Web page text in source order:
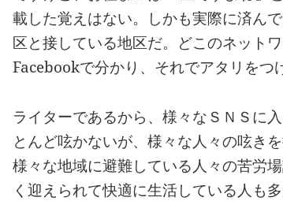
載した覚えはない。しかも実際に済ん
区と接している地区だ。どこのネット
Facebookで分かり、それでアタリをつ
ライターであるから、様々なＳＮＳに
とんど呟かないが、様々な人々の呟き
様々な地域に避難している人々の苦労
く迎えられて快適に生活している人も